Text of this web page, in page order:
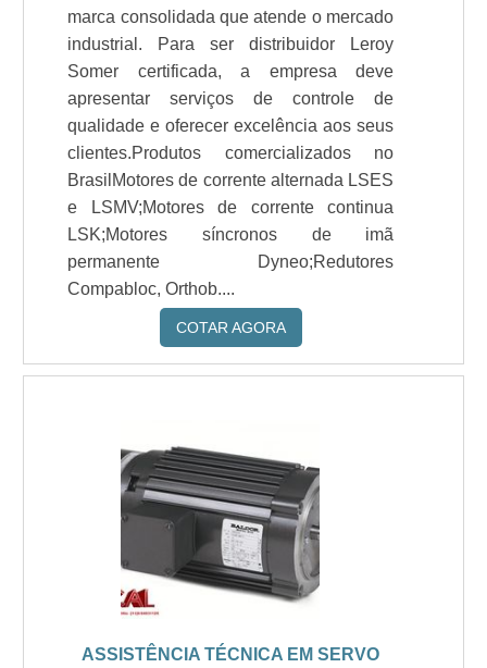
marca consolidada que atende o mercado
industrial. Para ser distribuidor Leroy
Somer certificada, a empresa deve
apresentar serviços de controle de
qualidade e oferecer excelência aos seus
clientes.Produtos comercializados no
BrasilMotores de corrente alternada LSES
e LSMV;Motores de corrente continua
LSK;Motores síncronos de imã
permanente Dyneo;Redutores
Compabloc, Orthob....
COTAR AGORA
ASSISTÊNCIA TÉCNICA EM SERVO